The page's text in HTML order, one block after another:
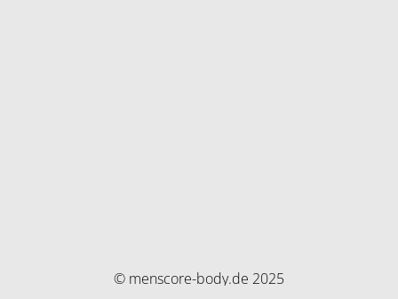
© menscore-body.de 2025